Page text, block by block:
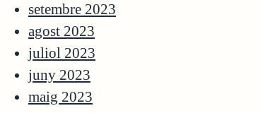
setembre 2023
agost 2023
juliol 2023
juny 2023
maig 2023